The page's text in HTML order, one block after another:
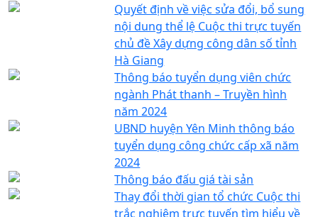
Quyết định về việc sửa đổi, bổ sung
nội dung thể lệ Cuộc thi trực tuyến
chủ đề Xây dựng công dân số tỉnh
Hà Giang
Thông báo tuyển dụng viên chức
ngành Phát thanh – Truyền hình
năm 2024
UBND huyện Yên Minh thông báo
tuyển dụng công chức cấp xã năm
2024
Thông báo đấu giá tài sản
Thay đổi thời gian tổ chức Cuộc thi
trắc nghiệm trực tuyến tìm hiểu về